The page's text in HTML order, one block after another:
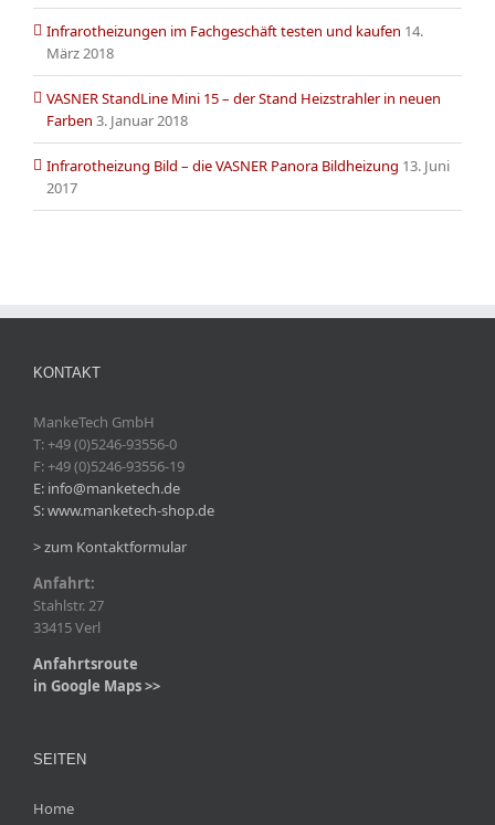
Infrarotheizungen im Fachgeschäft testen und kaufen 14.
März 2018
VASNER StandLine Mini 15 – der Stand Heizstrahler in neuen
Farben 3. Januar 2018
Infrarotheizung Bild – die VASNER Panora Bildheizung 13. Juni
2017
KONTAKT
MankeTech GmbH
T: +49 (0)5246-93556-0
F: +49 (0)5246-93556-19
E: info@manketech.de
S: www.manketech-shop.de
> zum Kontaktformular
Anfahrt:
Stahlstr. 27
33415 Verl
Anfahrtsroute
in Google Maps >>
SEITEN
Home